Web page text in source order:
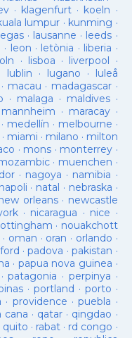
· klagenfurt · koeln ·
lumpur · kunming ·
· lausanne · leeds ·
· leon · letònia · liberia ·
· lisboa · liverpool ·
lublin · lugano · luleå
· macau · madagascar·
· malaga · maldives·
mannheim · maracay·
· medellín · melbourne ·
· miami · milano · milton
· mons · monterrey ·
· muenchen ·
· nagoya · namibia ·
napoli · natal · nebraska ·
orleans· newcastle
· nicaragua · nice ·
· nouakchott
· oman · oran · orlando ·
·padova ·pakistan ·
· papua nova guinea ·
patagonia · perpinya ·
·portland · porto ·
· providence ·puebla ·
cana · qatar · qingdao ·
quito · rabat · rd congo ·